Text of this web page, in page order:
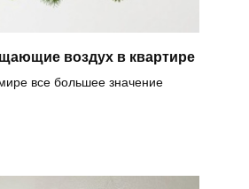
воздух в квартире
все большее значение